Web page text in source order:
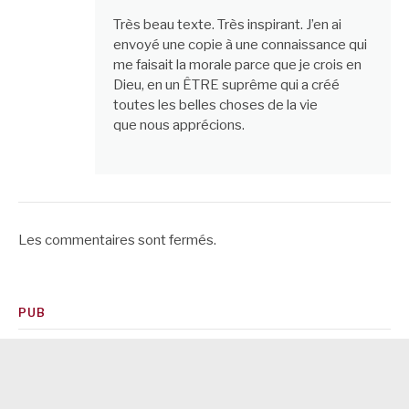
Très beau texte. Très inspirant. J’en ai
envoyé une copie à une connaissance qui
me faisait la morale parce que je crois en
Dieu, en un ÊTRE suprême qui a créé
toutes les belles choses de la vie
que nous apprécions.
Les commentaires sont fermés.
PUB